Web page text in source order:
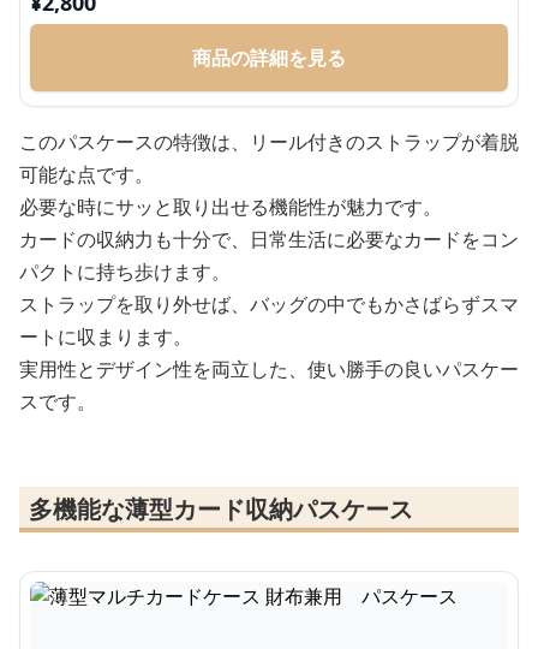
商品の詳細を見る
このパスケースの特徴は、リール付きのストラップが着脱
可能な点です。
必要な時にサッと取り出せる機能性が魅力です。
カードの収納力も十分で、日常生活に必要なカードをコン
パクトに持ち歩けます。
ストラップを取り外せば、バッグの中でもかさばらずスマ
ートに収まります。
実用性とデザイン性を両立した、使い勝手の良いパスケー
スです。
多機能な薄型カード収納パスケース